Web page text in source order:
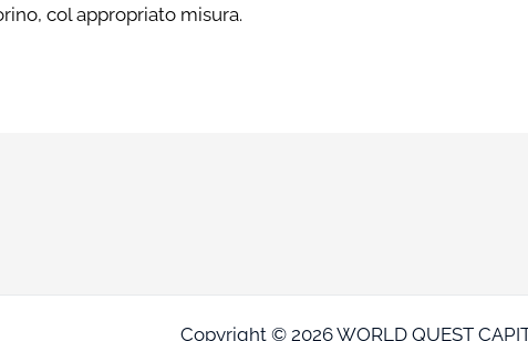
col appropriato misura.
Copyright © 2026 WORLD QUEST